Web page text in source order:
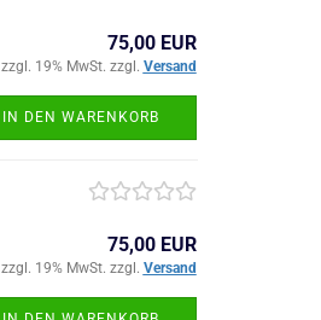
75,00 EUR
zzgl. 19% MwSt. zzgl. Versand
IN DEN WARENKORB
75,00 EUR
zzgl. 19% MwSt. zzgl. Versand